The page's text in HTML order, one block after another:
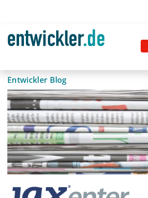
Entwickler Blog